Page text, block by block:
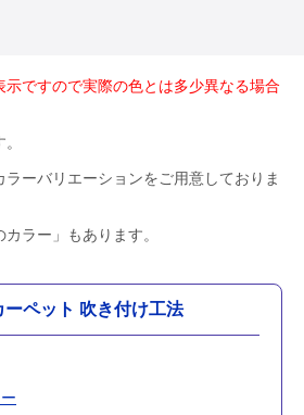
ですので実際の色とは多少異なる場合
ーバリエーションをご用意しておりま
ラー」もあります。
ーペット 吹き付け工法